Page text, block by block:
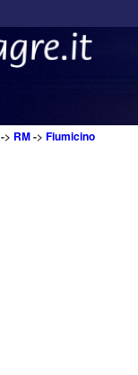
-> RM-> Fiumicino